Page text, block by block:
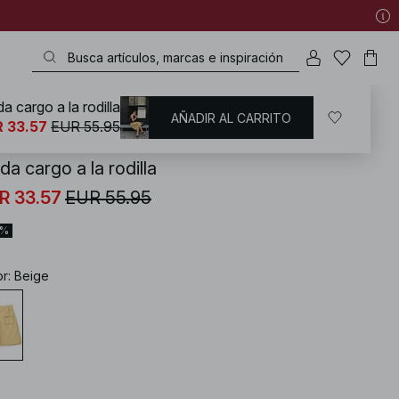
/ Faldas / Faldas midi
cargo a la rodilla
33.57 EUR 55.95
: Beige
cargo a la rodilla
33.57 EUR 55.95 AÑADIR AL CARRITO